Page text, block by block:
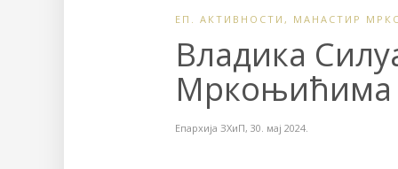
ЕП. АКТИВНОСТИ , МАНАСТИР
Владика
Мркоњићима
Епархија ЗХиП, 30. мај 2024.